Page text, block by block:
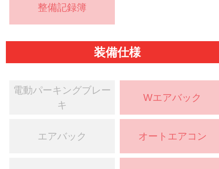
整備記録簿
装備仕様
電動パーキングブレー
キ
Wエアバック
エアバック オートエアコン